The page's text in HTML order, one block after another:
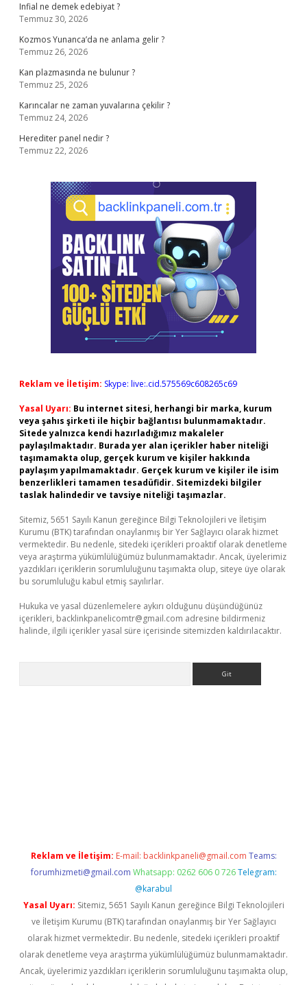
Infial ne demek edebiyat ?
Temmuz 30, 2026
Kozmos Yunanca’da ne anlama gelir ?
Temmuz 26, 2026
Kan plazmasında ne bulunur ?
Temmuz 25, 2026
Karıncalar ne zaman yuvalarına çekilir ?
Temmuz 24, 2026
Herediter panel nedir ?
Temmuz 22, 2026
Reklam ve İletişim: Skype: live:.cid.575569c608265c69
Yasal Uyarı: Bu internet sitesi, herhangi bir marka, kurum
veya şahıs şirketi ile hiçbir bağlantısı bulunmamaktadır.
Sitede yalnızca kendi hazırladığımız makaleler
paylaşılmaktadır. Burada yer alan içerikler haber niteliği
taşımamakta olup, gerçek kurum ve kişiler hakkında
paylaşım yapılmamaktadır. Gerçek kurum ve kişiler ile isim
benzerlikleri tamamen tesadüfidir. Sitemizdeki bilgiler
taslak halindedir ve tavsiye niteliği taşımazlar.
Sitemiz, 5651 Sayılı Kanun gereğince Bilgi Teknolojileri ve İletişim
Kurumu (BTK) tarafından onaylanmış bir Yer Sağlayıcı olarak hizmet
vermektedir. Bu nedenle, sitedeki içerikleri proaktif olarak denetleme
veya araştırma yükümlülüğümüz bulunmamaktadır. Ancak, üyelerimiz
yazdıkları içeriklerin sorumluluğunu taşımakta olup, siteye üye olarak
bu sorumluluğu kabul etmiş sayılırlar.
Hukuka ve yasal düzenlemelere aykırı olduğunu düşündüğünüz
içerikleri, backlinkpanelicomtr@gmail.com adresine bildirmeniz
halinde, ilgili içerikler yasal süre içerisinde sitemizden kaldırılacaktır.
Reklam ve İletişim: E-mail: backlinkpaneli@gmail.com Teams:
forumhizmeti@gmail.com Whatsapp: 0262 606 0 726 Telegram:
@karabul
Yasal Uyarı: Sitemiz, 5651 Sayılı Kanun gereğince Bilgi Teknolojileri
ve İletişim Kurumu (BTK) tarafından onaylanmış bir Yer Sağlayıcı
olarak hizmet vermektedir. Bu nedenle, sitedeki içerikleri proaktif
olarak denetleme veya araştırma yükümlülüğümüz bulunmamaktadır.
Ancak, üyelerimiz yazdıkları içeriklerin sorumluluğunu taşımakta olup,